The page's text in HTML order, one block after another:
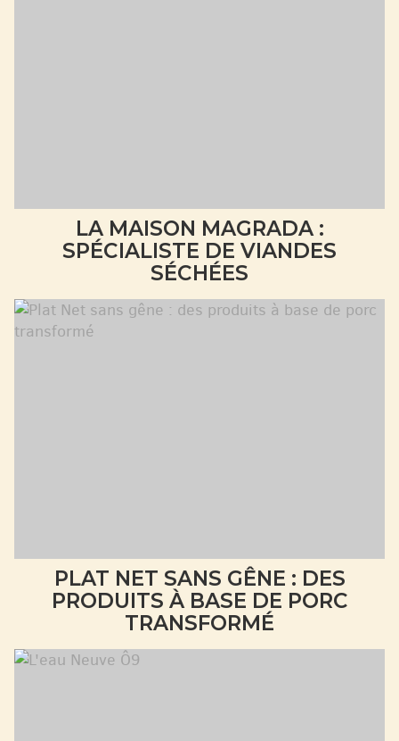
LA MAISON MAGRADA :
SPÉCIALISTE DE VIANDES
SÉCHÉES
PLAT NET SANS GÊNE : DES
PRODUITS À BASE DE PORC
TRANSFORMÉ